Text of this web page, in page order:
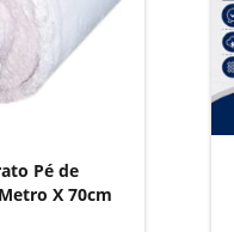
Pé de
X 70cm